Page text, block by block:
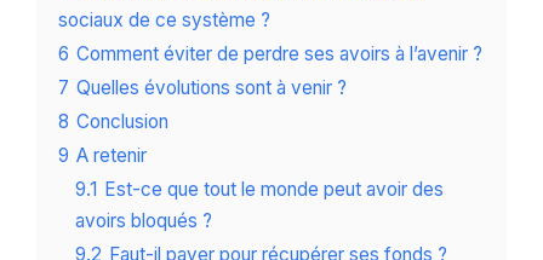
sociaux de ce système ?
6 Comment éviter de perdre ses avoirs à l’avenir ?
7 Quelles évolutions sont à venir ?
8 Conclusion
9 A retenir
9.1 Est-ce que tout le monde peut avoir des
avoirs bloqués ?
9.2 Faut-il payer pour récupérer ses fonds ?